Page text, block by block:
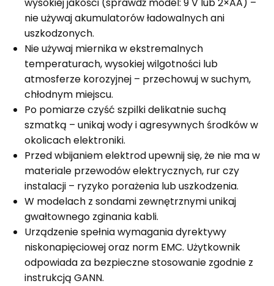
wysokiej jakości (sprawdź model: 9 V lub 2×AA) –
nie używaj akumulatorów ładowalnych ani
uszkodzonych.
Nie używaj miernika w ekstremalnych
temperaturach, wysokiej wilgotności lub
atmosferze korozyjnej – przechowuj w suchym,
chłodnym miejscu.
Po pomiarze czyść szpilki delikatnie suchą
szmatką – unikaj wody i agresywnych środków w
okolicach elektroniki.
Przed wbijaniem elektrod upewnij się, że nie ma w
materiale przewodów elektrycznych, rur czy
instalacji – ryzyko porażenia lub uszkodzenia.
W modelach z sondami zewnętrznymi unikaj
gwałtownego zginania kabli.
Urządzenie spełnia wymagania dyrektywy
niskonapięciowej oraz norm EMC. Użytkownik
odpowiada za bezpieczne stosowanie zgodnie z
instrukcją GANN.